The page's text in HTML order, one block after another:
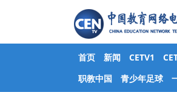
首页 新闻 CETV1
职教中国
青少年足球